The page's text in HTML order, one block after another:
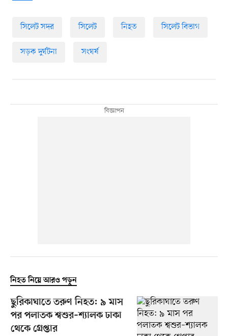
সিলেট সদর সিলেট নিহত সিলেট বিভাগ
সড়ক দুর্ঘটনা সংঘর্ষ
নিহত নিয়ে আরও পড়ুন
ছুরিকাঘাতে তরুণ নিহত: ৯ মাস
পর পলাতক শ্বশুর–শ্যালক ঢাকা
থেকে গ্রেপ্তার